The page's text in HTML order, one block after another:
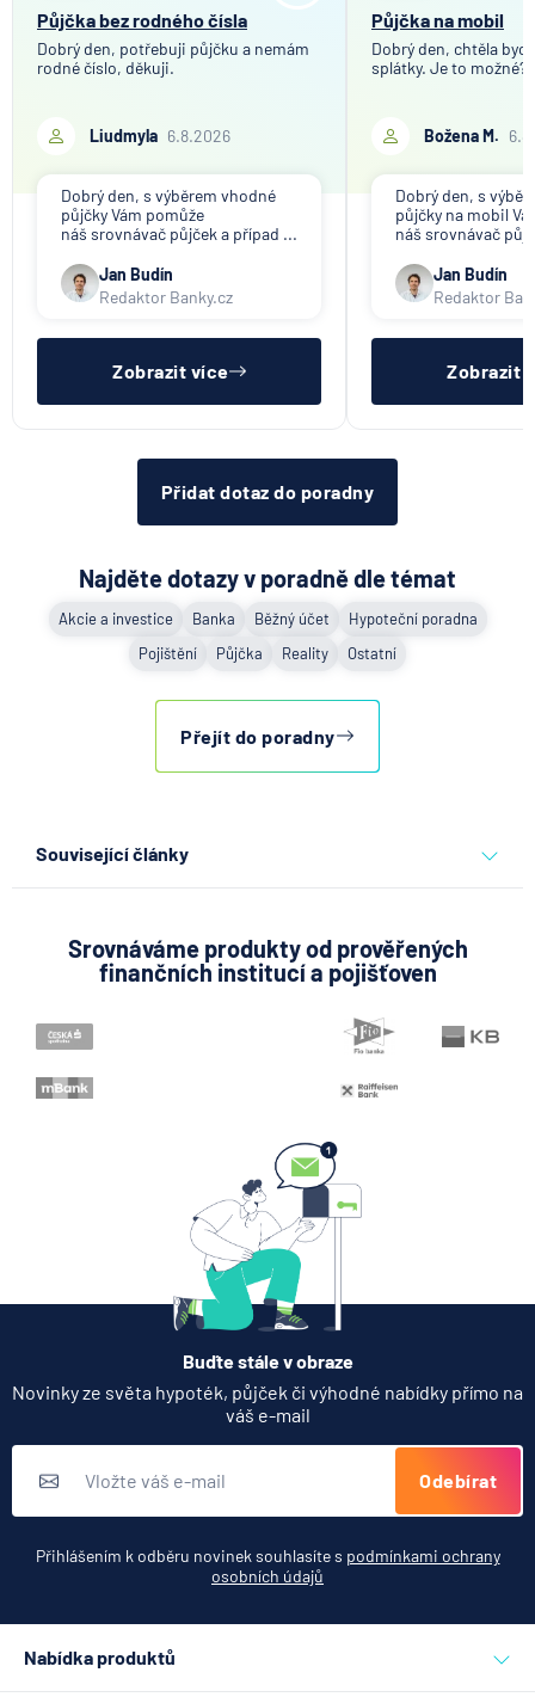
Půjčka bez rodného čísla
Dobrý den, potřebuji půjčku a nemám
rodné číslo, děkuji.
Liudmyla 6.8.2026
Dobrý den, s výběrem vhodné
půjčky Vám pomůže
náš srovnávač půjček a případ ...
Jan Budín
Redaktor Banky.cz
Zobrazit více
Půjčka na mobil
Dobrý den, chtěla
splátky. Je to možné?
Božena M.
Dobrý den, s
půjčky na mobil
náš srovnávač
Jan Budín
Redaktor
Zobrazit
Přidat dotaz do poradny
Najděte dotazy v poradně dle témat
Akcie a investice Banka Běžný účet
Hypoteční poradna
Pojištění
Půjčka Reality Ostatní
Přejít do poradny
Související články
7.8.2026 Běžný účet
ČNB ponechala úroky,
klíčový je ale výhled inflace
Partners Banka spouští
nákup a prodej bitcoinu
přímo v Partners App
6.8.2026
Když rozhoduje stres: nové
triky bankovních podvodníků
Zobrazit všechny články
Srovnáváme produkty od prověřených
finančních institucí a pojišťoven
Buďte stále v obraze
Novinky ze světa hypoték, půjček či výhodné nabídky přímo na
váš e-mail
Odebírat
Přihlášením k odběru novinek souhlasíte s podmínkami ochrany
osobních údajů
Nabídka produktů